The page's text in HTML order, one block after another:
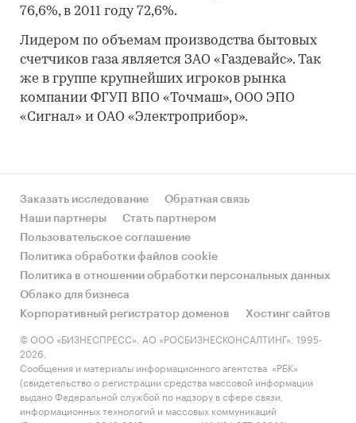
76,6%, в 2011 году 72,6%.
Лидером по объемам производства бытовых
счетчиков газа является ЗАО «Газдевайс». Так
же в группе крупнейших игроков рынка
компании ФГУП ВПО «Точмаш», ООО ЭПО
«Сигнал» и ОАО «Электроприбор».
Заказать исследование
Обратная связь
Наши партнеры
Стать партнером
Пользовательское соглашение
Политика обработки файлов cookie
Политика в отношении обработки персональных данных
Облако для бизнеса
Корпоративный регистратор доменов
Хостинг сайтов
© ООО «БИЗНЕСПРЕСС», АО «РОСБИЗНЕСКОНСАЛТИНГ», 1995-
2026.
Сообщения и материалы информационного агентства «РБК»
(свидетельство о регистрации средства массовой информации
выдано Федеральной службой по надзору в сфере связи,
информационных технологий и массовых коммуникаций